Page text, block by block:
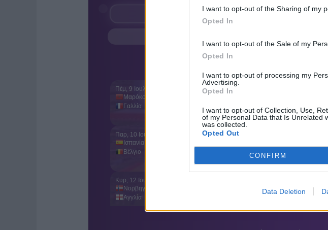
I want to opt-out of the Sharing of my
Opted In
I want to opt-out of the Sale of my
Opted In
I want to opt-out of processing my
Advertising.
Opted In
I want to opt-out of Collection, Use,
of my Personal Data that Is Unrelated
was collected.
Opted Out
CONFIRM
Data Deletion